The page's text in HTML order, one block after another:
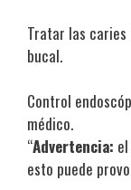
Tratar las caries
bucal.
Control
médico.
“Advertencia:
esto puede